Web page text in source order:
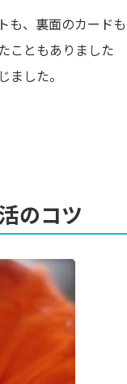
も、裏面のカードも
こともありました
した。
のコツ